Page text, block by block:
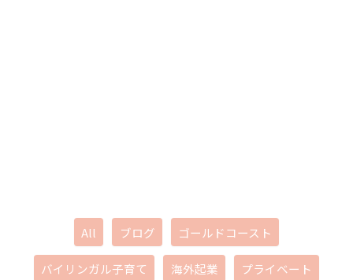
All ブログ ゴールドコースト
バイリンガル子育て 海外起業 プライベート